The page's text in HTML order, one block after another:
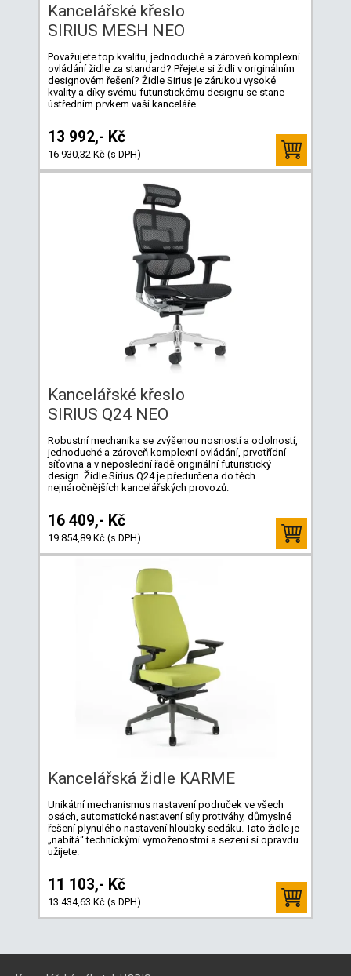
Kancelářské křeslo
SIRIUS MESH NEO
Považujete top kvalitu, jednoduché a zároveň komplexní
ovládání židle za standard? Přejete si židli v originálním
designovém řešení? Židle Sirius je zárukou vysoké
kvality a díky svému futuristickému designu se stane
ústředním prvkem vaší kanceláře.
13 992,- Kč
16 930,32 Kč (s DPH)
Kancelářské křeslo
SIRIUS Q24 NEO
Robustní mechanika se zvýšenou nosností a odolností,
jednoduché a zároveň komplexní ovládání, prvotřídní
síťovina a v neposlední řadě originální futuristický
design. Židle Sirius Q24 je předurčena do těch
nejnáročnějších kancelářských provozů.
16 409,- Kč
19 854,89 Kč (s DPH)
Kancelářská židle KARME
Unikátní mechanismus nastavení područek ve všech
osách, automatické nastavení síly protiváhy, důmyslné
řešení plynulého nastavení hloubky sedáku. Tato židle je
„nabitá“ technickými vymoženostmi a sezení si opravdu
užijete.
11 103,- Kč
13 434,63 Kč (s DPH)